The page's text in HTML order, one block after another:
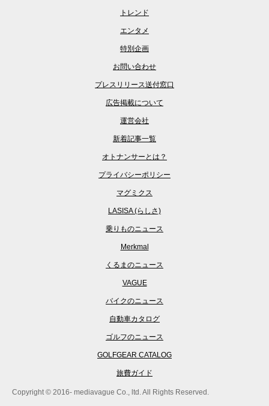
トレンド
エンタメ
特別企画
お問い合わせ
プレスリリース送付窓口
広告掲載について
運営会社
新着記事一覧
オトナンサーとは？
プライバシーポリシー
マグミクス
LASISA (らしさ)
乗りものニュース
Merkmal
くるまのニュース
VAGUE
バイクのニュース
自動車カタログ
ゴルフのニュース
GOLFGEAR CATALOG
旅費ガイド
Copyright © 2016- mediavague Co., ltd. All Rights Reserved.